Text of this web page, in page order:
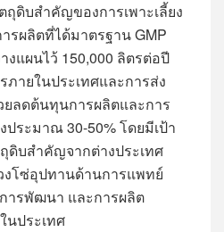
ถุดิบสำคัญของการเพาะเลี้ยง
รผลิตที่ได้มาตรฐาน GMP
แผนไว้ 150,000 ลิตรต่อปี
ภายในประเทศและการส่ง
ลดต้นทุนการผลิตและการ
ประมาณ 30-50% โดยมีเป้า
ดิบสำคัญจากต่างประเทศ
โซ่อุปทานด้านการแพทย์
ารพัฒนา และการผลิต
ประเทศ